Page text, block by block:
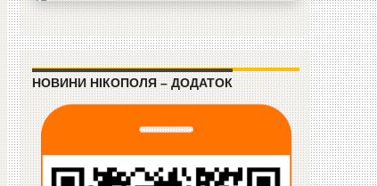
НОВИНИ НІКОПОЛЯ – ДОДАТОК